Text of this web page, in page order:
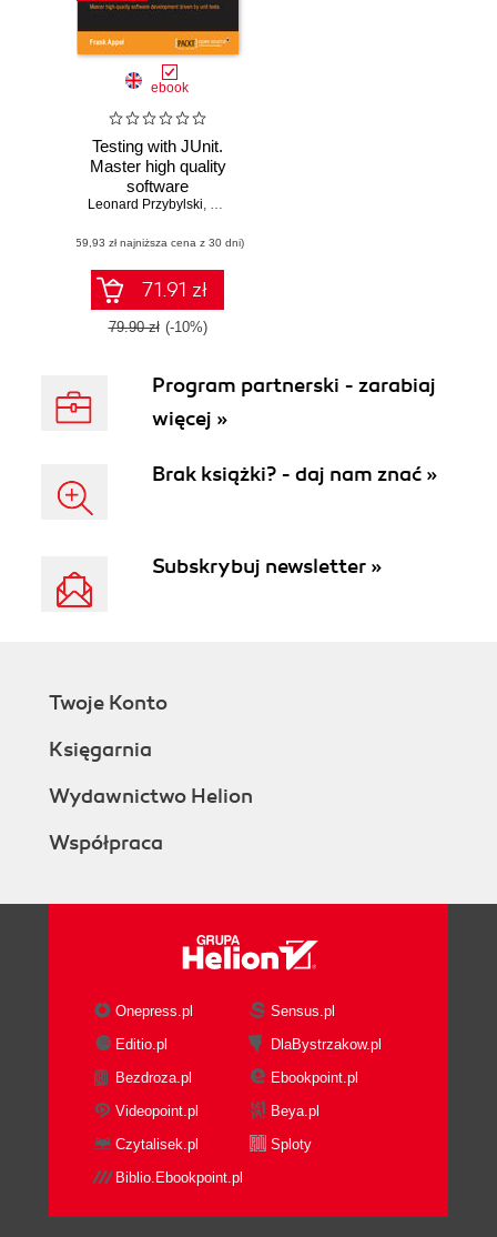
ebook
Testing with JUnit.
Master high quality
software
development
Leonard Przybylski, Frank Appel
(59,93 zł najniższa cena z 30 dni)
71.91 zł
79.90 zł (-10%)
Program partnerski - zarabiaj
więcej »
Brak książki? - daj nam znać »
Subskrybuj newsletter »
Twoje Konto
Księgarnia
Wydawnictwo Helion
Współpraca
Onepress.pl
Sensus.pl
Editio.pl
DlaBystrzakow.pl
Bezdroza.pl
Ebookpoint.pl
Videopoint.pl
Beya.pl
Czytalisek.pl
Sploty
Biblio.Ebookpoint.pl